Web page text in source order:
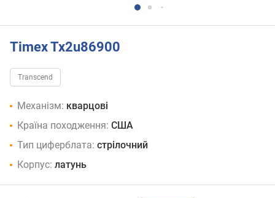
Timex Tx2u86900
Transcend
Механізм: кварцові
Країна походження: США
Тип циферблата: стрілочний
Корпус: латунь